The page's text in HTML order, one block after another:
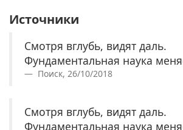
Источники
Смотря вглубь, видят даль.
Фундаментальная наука
Поиск, 26/10/2018
Смотря вглубь, видят даль.
Фундаментальная наука